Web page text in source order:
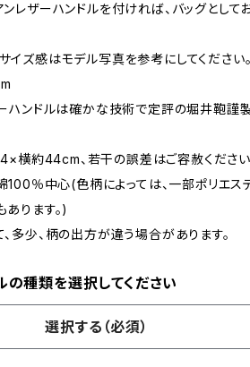
ンレザーハンドルを付ければ、バッグとして
イズ感はモデル写真を参考にしてください
ーハンドルは確かな技術で定評の堀井鞄謹製
横約44cm、若干の誤差はご容赦ください
％中心(色柄によっては、一部ポリエス
ります。)
多少、柄の出方が違う場合があります。
の種類を選択してください
選択する（必須）